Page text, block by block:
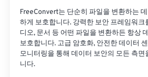
FreeConvert는 단순히 파일을 변환하는
하게 보호합니다. 강력한 보안 프레임워크
디오, 문서 등 어떤 파일을 변환하든 항상
보호합니다. 고급 암호화, 안전한 데이터
모니터링을 통해 데이터 보안의 모든 측면
니다.